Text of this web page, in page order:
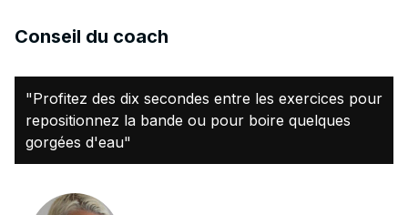
Conseil du coach
"Profitez des dix secondes entre les exercices pour
repositionnez la bande ou pour boire quelques
gorgées d'eau"